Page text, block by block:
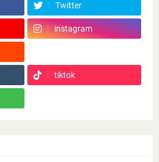
Twitter
instagram
tiktok